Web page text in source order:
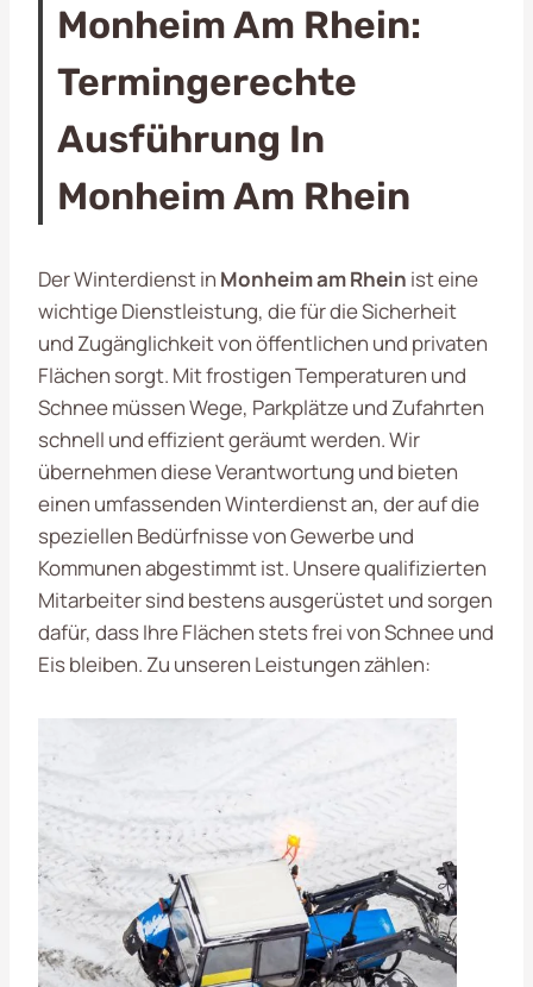
Monheim Am Rhein:
Termingerechte
Ausführung In
Monheim Am Rhein
Der Winterdienst in Monheim am Rhein ist eine
wichtige Dienstleistung, die für die Sicherheit
und Zugänglichkeit von öffentlichen und privaten
Flächen sorgt. Mit frostigen Temperaturen und
Schnee müssen Wege, Parkplätze und Zufahrten
schnell und effizient geräumt werden. Wir
übernehmen diese Verantwortung und bieten
einen umfassenden Winterdienst an, der auf die
speziellen Bedürfnisse von Gewerbe und
Kommunen abgestimmt ist. Unsere qualifizierten
Mitarbeiter sind bestens ausgerüstet und sorgen
dafür, dass Ihre Flächen stets frei von Schnee und
Eis bleiben. Zu unseren Leistungen zählen: